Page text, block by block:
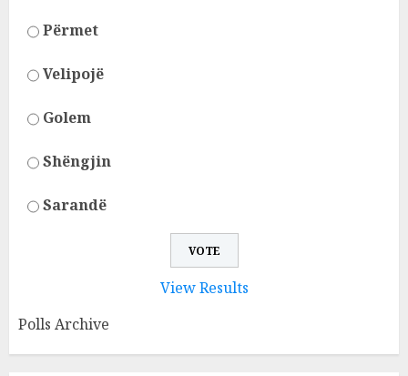
Përmet
Velipojë
Golem
Shëngjin
Sarandë
View Results
Polls Archive